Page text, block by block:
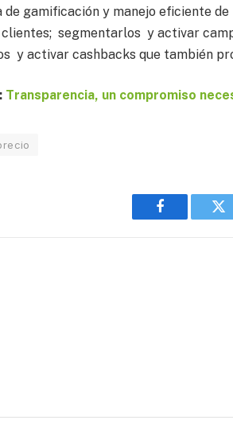
de gamificación y manejo eficiente
segmentarlos y activar
y activar cashbacks que también
Transparencia, un compromiso
Facebook